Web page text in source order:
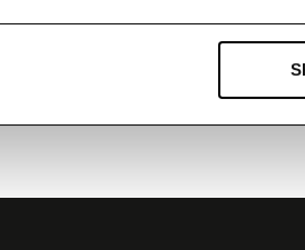
Zestaw 9 wkrętaków 1000V Teng Tools